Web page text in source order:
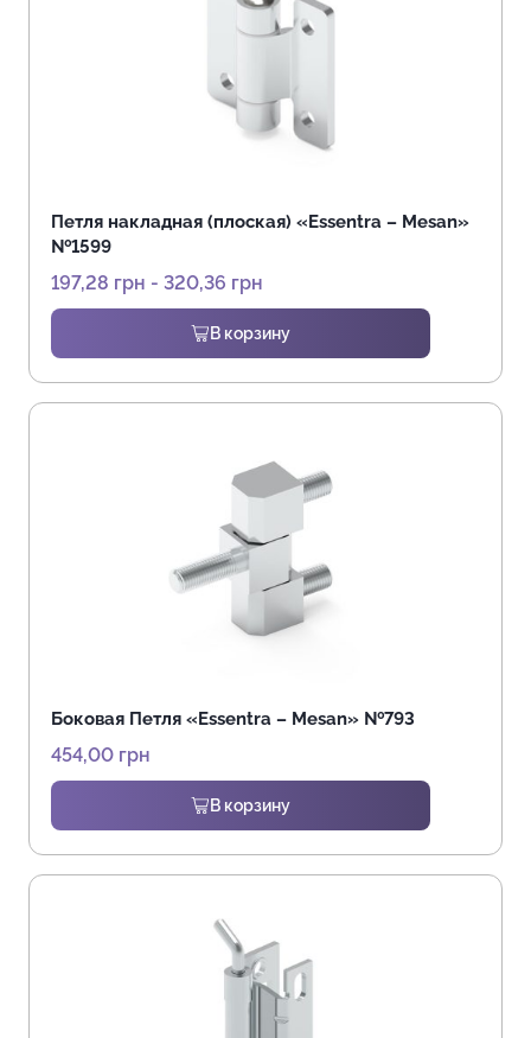
Петля накладная (плоская) «Essentra – Mesan»
№1599
197,28 грн - 320,36 грн
В корзину
Боковая Петля «Essentra – Mesan» №793
454,00 грн
В корзину